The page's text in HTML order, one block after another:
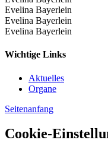
Evelina Bayerlein
Evelina Bayerlein
Evelina Bayerlein
Wichtige Links
Aktuelles
Organe
Seitenanfang
Cookie-